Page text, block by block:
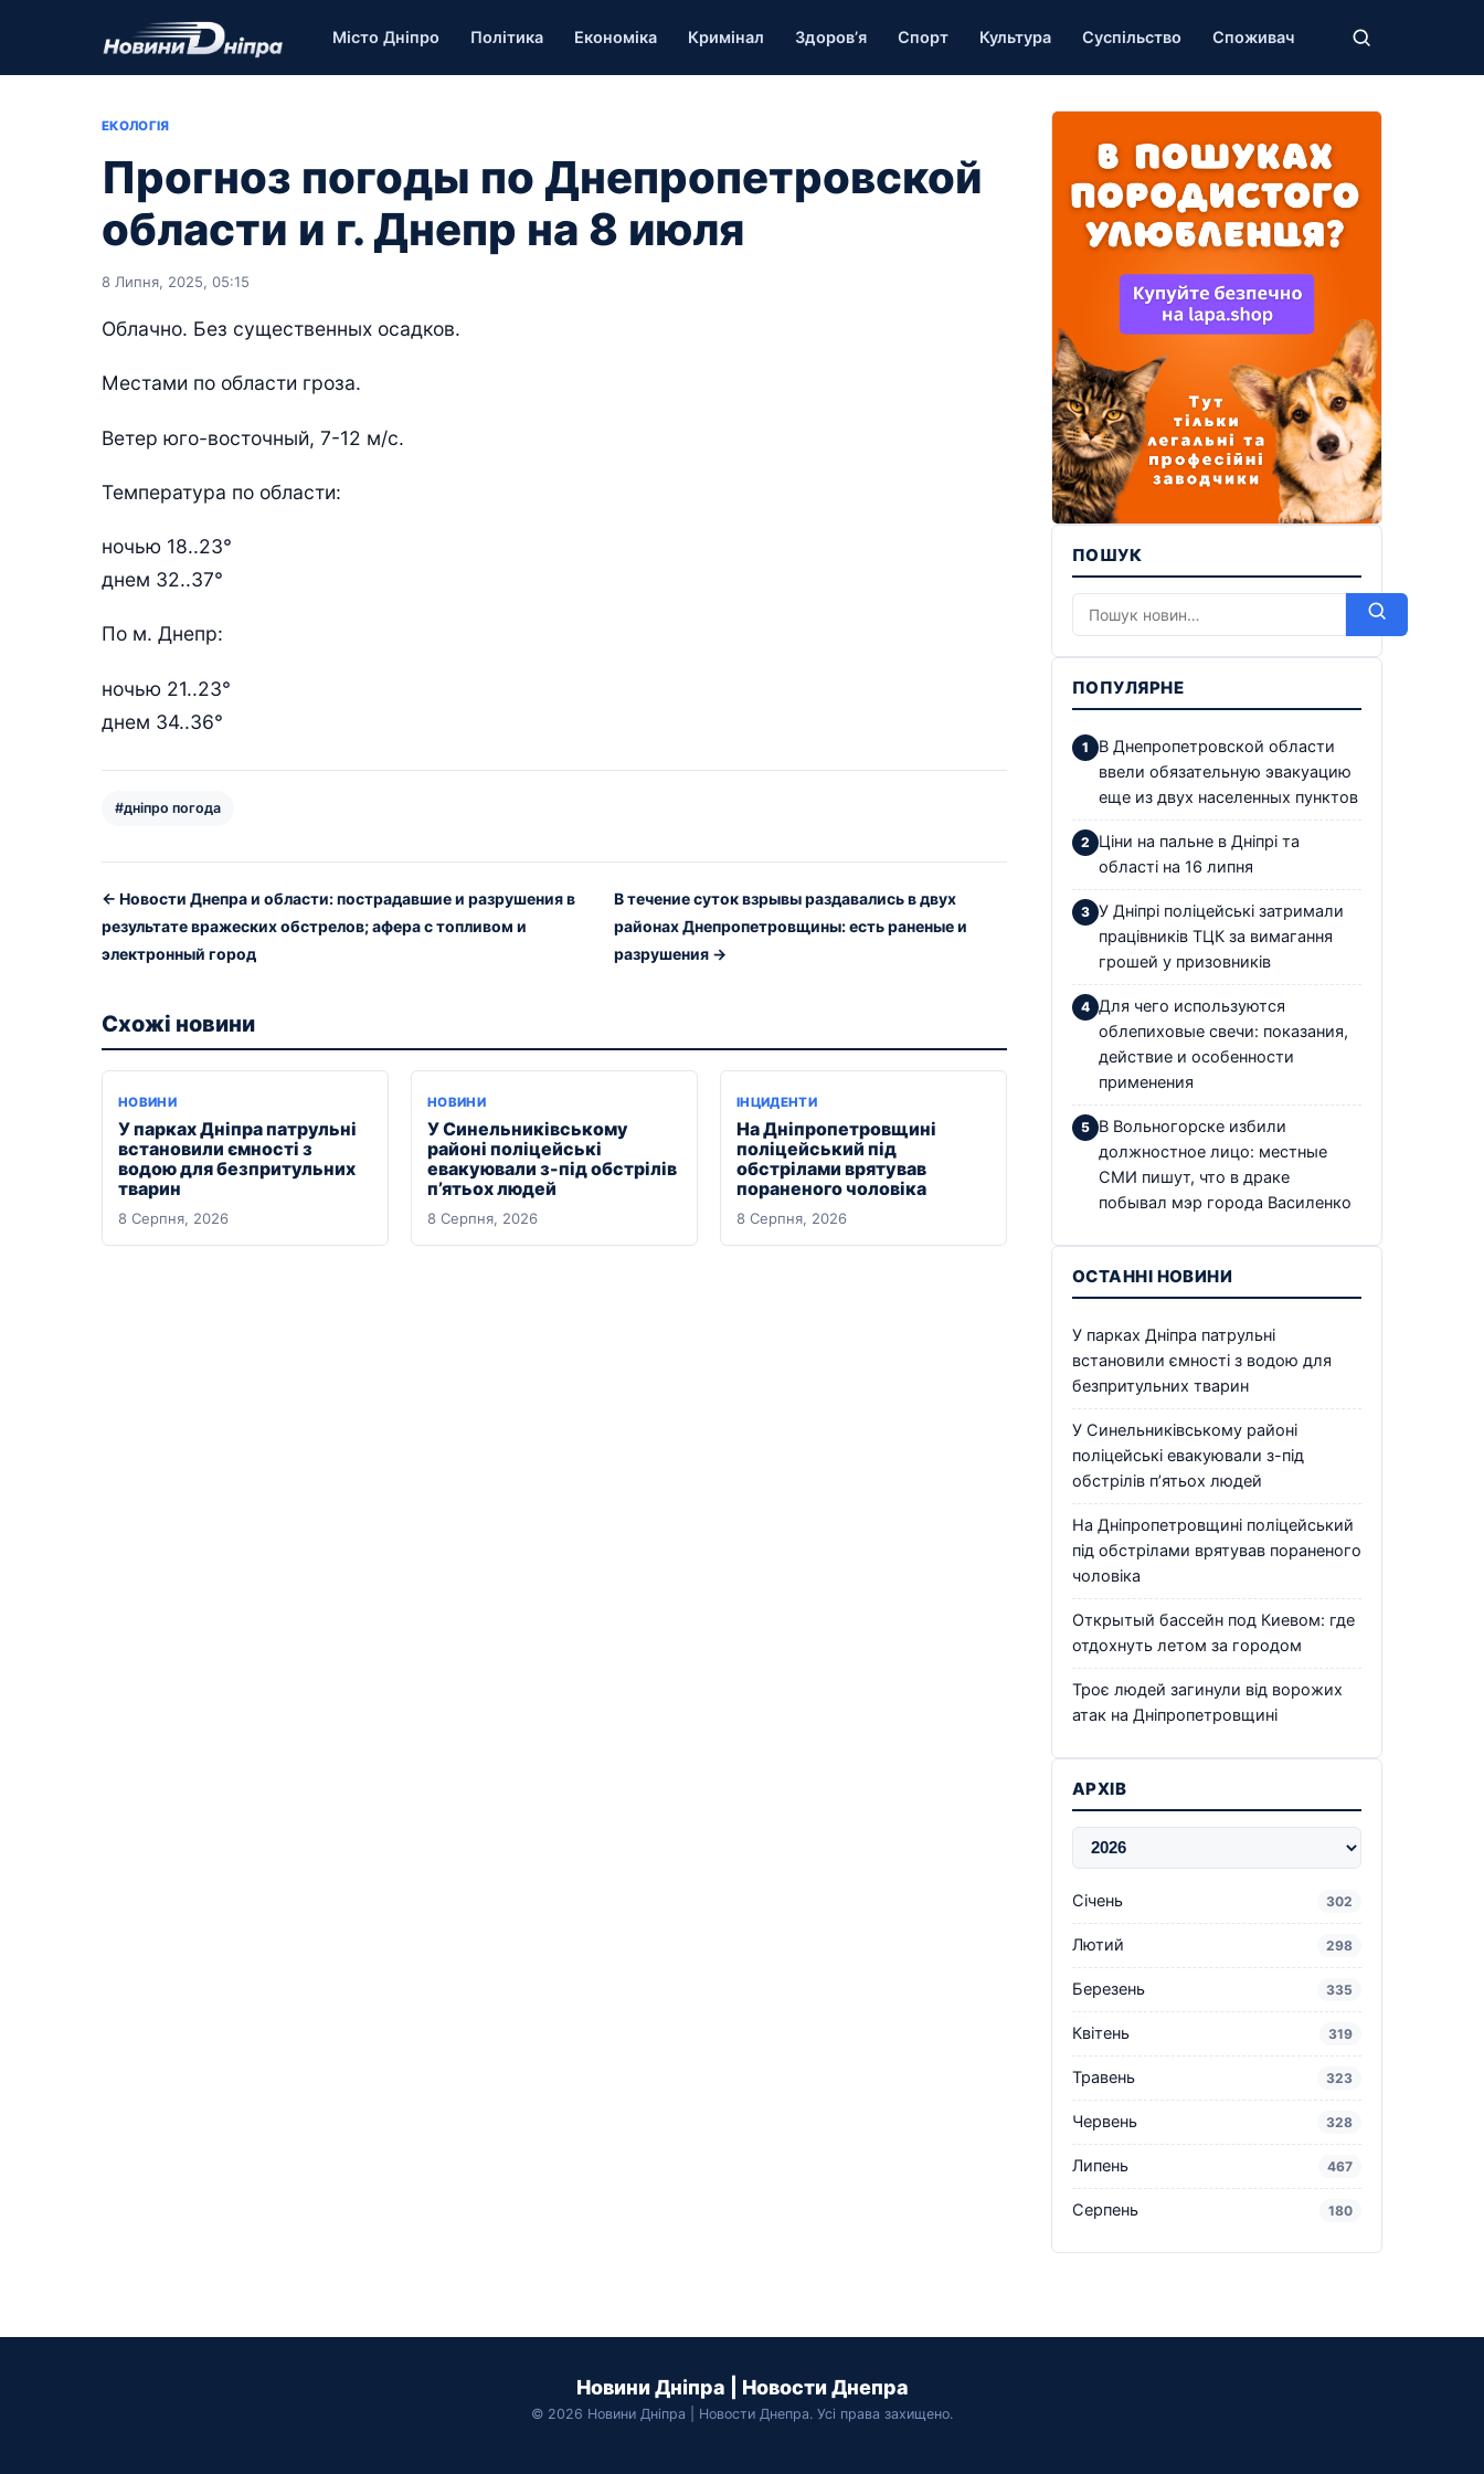
Місто Дніпро Політика Економіка Кримінал Здоров’я Спорт Культура Суспільство Споживач
ЕКОЛОГІЯ
Прогноз погоды по Днепропетровской
области и г. Днепр на 8 июля
8 Липня, 2025, 05:15
Облачно. Без существенных осадков.
Местами по области гроза.
Ветер юго-восточный, 7-12 м/с.
Температура по области:
ночью 18..23°
днем 32..37°
По м. Днепр:
ночью 21..23°
днем 34..36°
#дніпро погода
← Новости Днепра и области: пострадавшие и разрушения в
результате вражеских обстрелов; афера с топливом и
электронный город
В течение суток взрывы раздавались в двух
районах Днепропетровщины: есть раненые и
разрушения →
Схожі новини
НОВИНИ
У парках Дніпра патрульні
встановили ємності з
водою для безпритульних
тварин
8 Серпня, 2026
НОВИНИ
У Синельниківському
районі поліцейські
евакуювали з-під обстрілів
п’ятьох людей
8 Серпня, 2026
ІНЦИДЕНТИ
На Дніпропетровщині
поліцейський під
обстрілами врятував
пораненого чоловіка
8 Серпня, 2026
ПОШУК
ПОПУЛЯРНЕ
В Днепропетровской области
ввели обязательную эвакуацию
еще из двух населенных пунктов
Ціни на пальне в Дніпрі та
області на 16 липня
У Дніпрі поліцейські затримали
працівників ТЦК за вимагання
грошей у призовників
Для чего используются
облепиховые свечи: показания,
действие и особенности
применения
В Вольногорске избили
должностное лицо: местные
СМИ пишут, что в драке
побывал мэр города Василенко
ОСТАННІ НОВИНИ
У парках Дніпра патрульні
встановили ємності з водою для
безпритульних тварин
У Синельниківському районі
поліцейські евакуювали з-під
обстрілів п’ятьох людей
На Дніпропетровщині поліцейський
під обстрілами врятував пораненого
чоловіка
Открытый бассейн под Киевом: где
отдохнуть летом за городом
Троє людей загинули від ворожих
атак на Дніпропетровщині
АРХІВ
Січень 302
Лютий 298
Березень 335
Квітень 319
Травень 323
Червень 328
Липень 467
Серпень 180
Новини Дніпра | Новости Днепра
© 2026 Новини Дніпра | Новости Днепра. Усі права захищено.